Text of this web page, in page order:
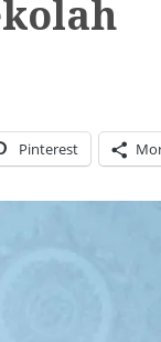
Pinterest